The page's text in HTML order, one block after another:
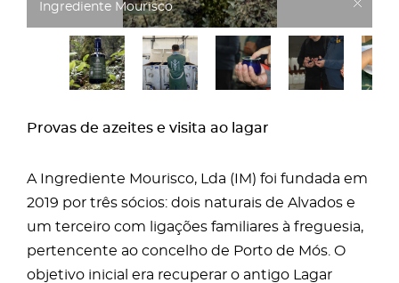
Ingrediente Mourisco
Provas de azeites e visita ao lagar
A Ingrediente Mourisco, Lda (IM) foi fundada em
2019 por três sócios: dois naturais de Alvados e
um terceiro com ligações familiares à freguesia,
pertencente ao concelho de Porto de Mós. O
objetivo inicial era recuperar o antigo Lagar